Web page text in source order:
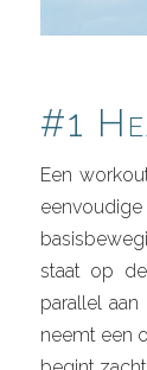
#1
Een
eenvoudige
staat op
parallel
neemt een